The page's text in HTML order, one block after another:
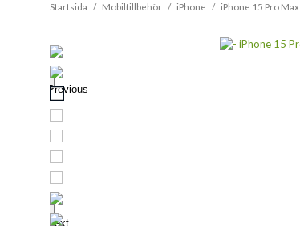
Startsida / Mobiltillbehör / iPhone / iPhone 15 Pro Max
Previous
Next